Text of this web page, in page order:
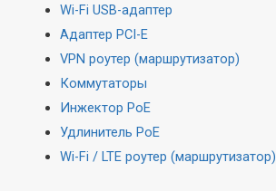
Wi-Fi USB-адаптер
Адаптер PCI-E
VPN роутер (маршрутизатор)
Коммутаторы
Инжектор PoE
Удлинитель PoE
Wi-Fi / LTE роутер (маршрутизатор)